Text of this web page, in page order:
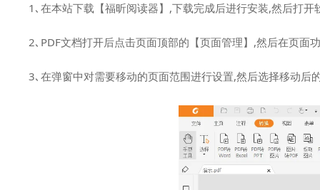
1､在本站下载【福昕阅读器】,下载完成后进行安装,然后打
2､PDF文档打开后点击页面顶部的【页面管理】,然后在页面
3､在弹窗中对需要移动的页面范围进行设置,然后选择移动后